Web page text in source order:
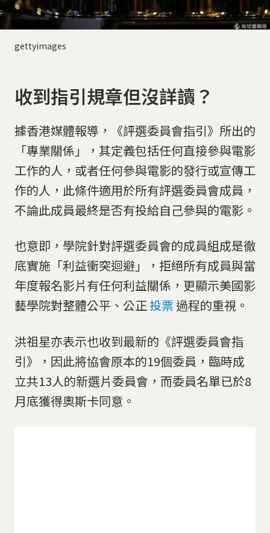
gettyimages
收到指引規章但沒詳讀？
據香港媒體報導，《評選委員會指引》所出的
「專業關係」，其定義包括任何直接參與電影
工作的人，或者任何參與電影的發行或宣傳工
作的人，此條件適用於所有評選委員會成員，
不論此成員最終是否有投給自己參與的電影。
也意即，學院針對評選委員會的成員組成是徹
底實施「利益衝突迴避」，拒絕所有成員與當
年度報名影片有任何利益關係，更顯示美國影
藝學院對整體公平、公正投票過程的重視。
洪祖星亦表示也收到最新的《評選委員會指
引》，因此將協會原本的19個委員，臨時成
立共13人的新選片委員會，而委員名單已於8
月底獲得奧斯卡同意。